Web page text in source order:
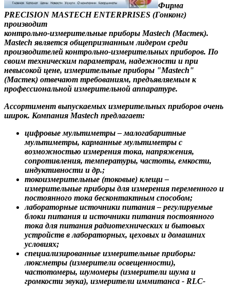
Фирма
PRECISION MASTECH ENTERPRISES (Гонконг)
производит
контрольно-измерительные приборы Mastech (Мастек).
Mastech является общепризнанным лидером среди
производителей контрольно-измерительных приборов. По
своим техническим параметрам, надежности и при
невысокой цене, измерительные приборы "Mastech"
(Мастек) отвечают требованиям, предъявляемым к
профессиональной измерительной аппаратуре.
Ассортимент выпускаемых измерительных приборов очень
широк. Компания Mastech предлагает:
цифровые мультиметры– малогабаритные
мультиметры, карманные мультиметры с
возможностью измерения тока, напряжения,
сопротивления, температуры, частоты, емкости,
индуктивности и др.;
токоизмерительные (токовые) клещи–
измерительные приборы для измерения переменного и
постоянного тока бесконтактным способом;
лабораторные источники питания– регулируемые
блоки питания и источники питания постоянного
тока для питания радиотехнических и бытовых
устройств в лабораторных, цеховых и домашних
условиях;
специализированные измерительные приборы:
люксметры (измерители освещенности),
частотомеры, шумомеры (измерители шума и
громкости звука), измерители иммитанса - RLC-